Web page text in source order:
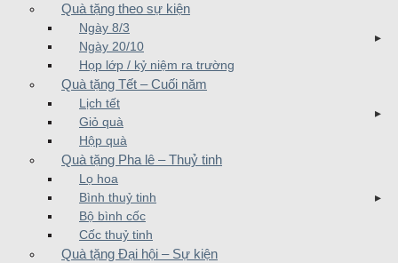
Quà tặng theo sự kiện
Ngày 8/3
Ngày 20/10
Họp lớp / kỷ niệm ra trường
Quà tặng Tết – Cuối năm
Lịch tết
Giỏ quà
Hộp quà
Quà tặng Pha lê – Thuỷ tinh
Lọ hoa
Bình thuỷ tinh
Bộ bình cốc
Cốc thuỷ tinh
Quà tặng Đại hội – Sự kiện